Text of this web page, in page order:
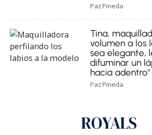
Paz Pineda
Tina,
volumen a los
sea elegante,
difuminar un
hacia adentro"
Paz Pineda
ROYALS